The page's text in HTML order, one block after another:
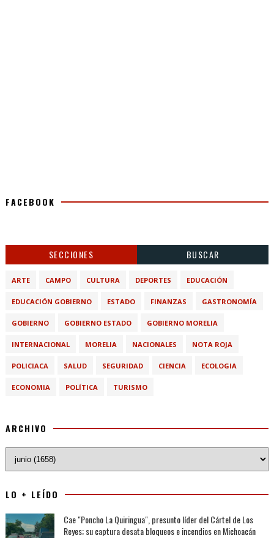
FACEBOOK
SECCIONES BUSCAR
ARTE CAMPO CULTURA DEPORTES EDUCACIÓN
EDUCACIÓN GOBIERNO ESTADO FINANZAS GASTRONOMÍA
GOBIERNO GOBIERNO ESTADO GOBIERNO MORELIA
INTERNACIONAL MORELIA NACIONALES NOTA ROJA
POLICIACA SALUD SEGURIDAD CIENCIA ECOLOGIA
ECONOMIA POLÍTICA TURISMO
ARCHIVO
LO + LEÍDO
Cae "Poncho La Quiringua", presunto líder del Cártel de Los
Reyes; su captura desata bloqueos e incendios en Michoacán